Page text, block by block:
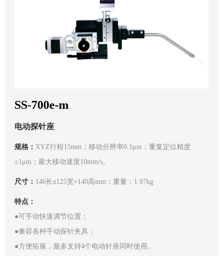
SS-700e-m
电动探针座
规格： XYZ行程15mm；移动分辨率0.1μm；重复定位精度
±1μm；最大移动速度10mm/s。
尺寸： 146长x125宽×140高mm；重量：1.97kg
特点：
●可手动快速调节位置；
●兼容各种手动探针夹具；
●方便拓展，最多支持4个电动针座同时使用。